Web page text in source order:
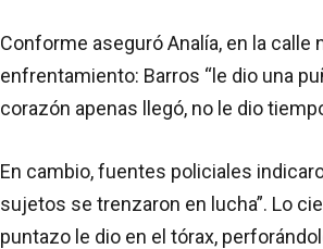
Conforme aseguró Analía, en la calle
enfrentamiento: Barros “le dio una
corazón apenas llegó, no le dio
En cambio, fuentes policiales
sujetos se trenzaron en lucha”. Lo
puntazo le dio en el tórax,